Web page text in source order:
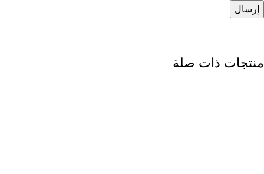
منتجات ذات صلة